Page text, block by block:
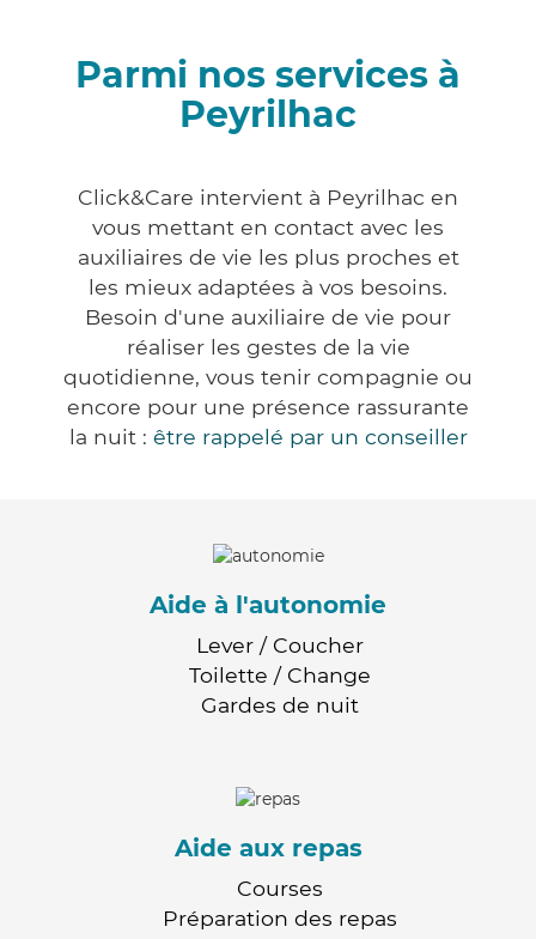
Parmi nos services à
Peyrilhac
Click&Care intervient à Peyrilhac en
vous mettant en contact avec les
auxiliaires de vie les plus proches et
les mieux adaptées à vos besoins.
Besoin d'une auxiliaire de vie pour
réaliser les gestes de la vie
quotidienne, vous tenir compagnie ou
encore pour une présence rassurante
la nuit : être rappelé par un conseiller
Aide à l'autonomie
Lever / Coucher
Toilette / Change
Gardes de nuit
Aide aux repas
Courses
Préparation des repas